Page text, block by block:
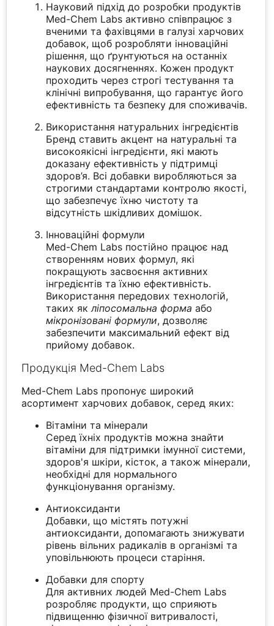
Науковий підхід до розробки продуктів
Med-Chem Labs активно співпрацює з
вченими та фахівцями в галузі харчових
добавок, щоб розробляти інноваційні
рішення, що ґрунтуються на останніх
наукових досягненнях. Кожен продукт
проходить через строгі тестування та
клінічні випробування, що гарантує його
ефективність та безпеку для споживачів.
Використання натуральних інгредієнтів
Бренд ставить акцент на натуральні та
високоякісні інгредієнти, які мають
доказану ефективність у підтримці
здоров’я. Всі добавки виробляються за
строгими стандартами контролю якості,
що забезпечує їхню чистоту та
відсутність шкідливих домішок.
Інноваційні формули
Med-Chem Labs постійно працює над
створенням нових формул, які
покращують засвоєння активних
інгредієнтів та їхню ефективність.
Використання передових технологій,
таких якліпосомальна форма або
мікронізовані формули, дозволяє
забезпечити максимальний ефект від
прийому добавок.
Продукція Med-Chem Labs
Med-Chem Labs пропонує широкий
асортимент харчових добавок, серед яких:
Вітаміни та мінерали
Серед їхніх продуктів можна знайти
вітаміни для підтримки імунної системи,
здоров'я шкіри, кісток, а також мінерали,
необхідні для нормального
функціонування організму.
Антиоксиданти
Добавки, що містять потужні
антиоксиданти, допомагають знижувати
рівень вільних радикалів в організмі та
уповільнюють процеси старіння.
Добавки для спорту
Для активних людей Med-Chem Labs
розробляє продукти, що сприяють
підвищенню фізичної витривалості,